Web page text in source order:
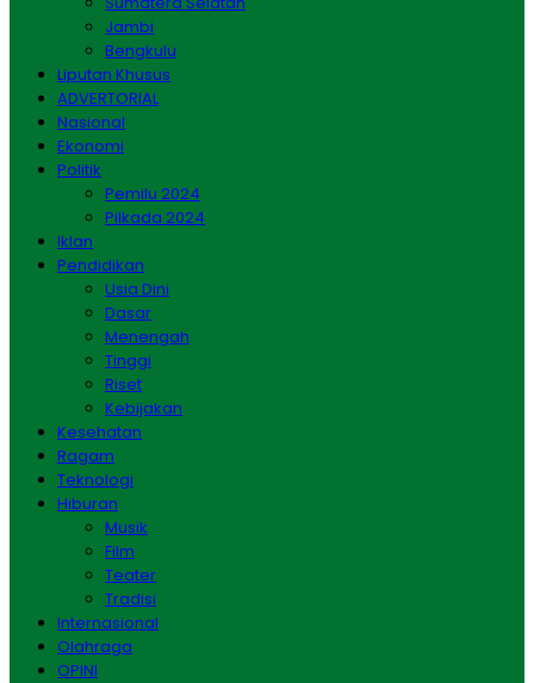
Jambi
Bengkulu
Liputan Khusus
ADVERTORIAL
Nasional
Ekonomi
Politik
Pemilu 2024
Pilkada 2024
Iklan
Pendidikan
Usia Dini
Dasar
Menengah
Tinggi
Riset
Kebijakan
Kesehatan
Ragam
Teknologi
Hiburan
Musik
Film
Teater
Tradisi
Internasional
Olahraga
OPINI